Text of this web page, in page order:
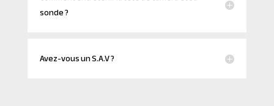
sonde ?
Avez-vous un S.A.V ?